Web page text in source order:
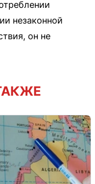
незаконной
он не